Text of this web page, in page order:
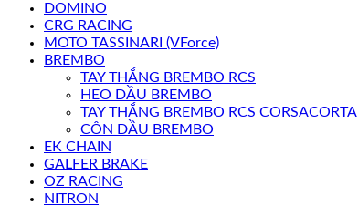
DOMINO
CRG RACING
MOTO TASSINARI (VForce)
BREMBO
TAY THẮNG BREMBO RCS
HEO DẦU BREMBO
TAY THẮNG BREMBO RCS CORSACORTA
CÔN DẦU BREMBO
EK CHAIN
GALFER BRAKE
OZ RACING
NITRON